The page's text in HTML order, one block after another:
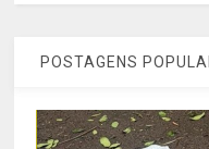
POSTAGENS